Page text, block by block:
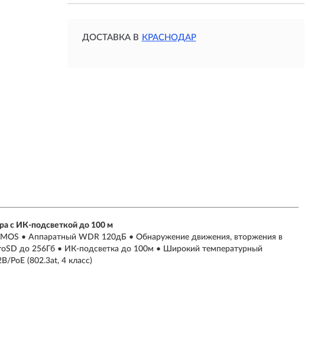
ДОСТАВКА В КРАСНОДАР
с ИК-подсветкой до 100 м
• Аппаратный WDR 120дБ • Обнаружение движения, вторжения в
до 256Гб • ИК-подсветка до 100м • Широкий температурный
PoE (802.3at, 4 класс)